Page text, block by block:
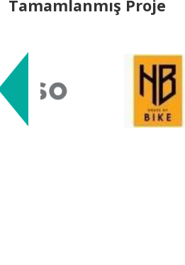
Tamamlanmış Proje